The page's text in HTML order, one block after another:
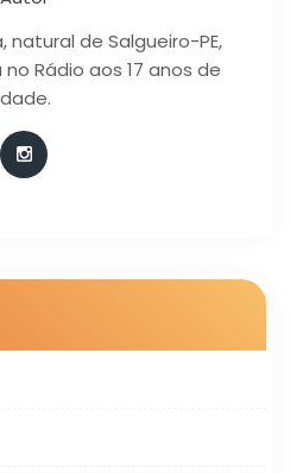
natural de Salgueiro-PE,
Rádio aos 17 anos de